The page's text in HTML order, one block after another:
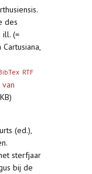
des
ill. (=
RTF
(ed.),
sterfjaar
bij de